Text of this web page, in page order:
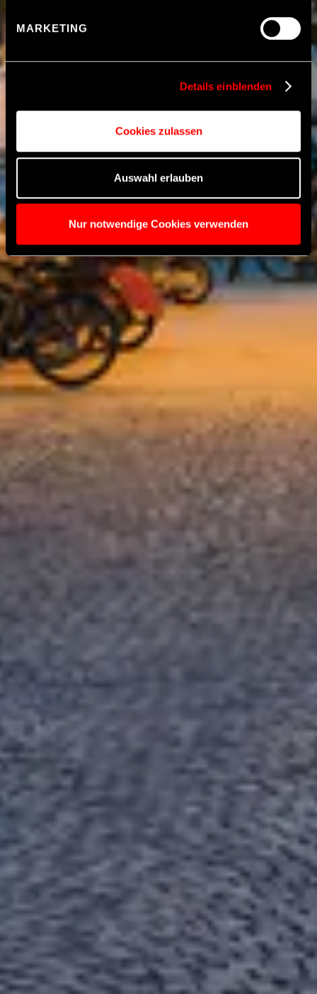
besteht insbesondere das Risiko, dass Ihre Daten durch
Rechtsbehelfsmöglichkeiten, verarbeitet werden können.
MARKETING
Details einblenden
Cookies zulassen
Auswahl erlauben
Nur notwendige Cookies verwenden